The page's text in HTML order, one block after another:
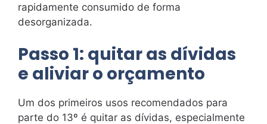
rapidamente consumido de forma
desorganizada.
Passo 1: quitar as dívidas
e aliviar o orçamento
Um dos primeiros usos recomendados para
parte do 13º é quitar as dívidas, especialmente